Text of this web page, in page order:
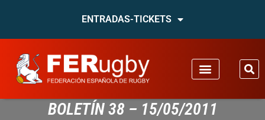
ENTRADAS-TICKETS
BOLETÍN 38 – 15/05/2011